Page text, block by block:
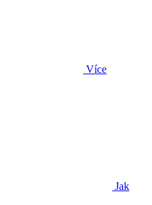
Více
Jak